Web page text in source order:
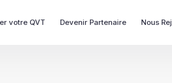
votre QVT Devenir Partenaire Nous